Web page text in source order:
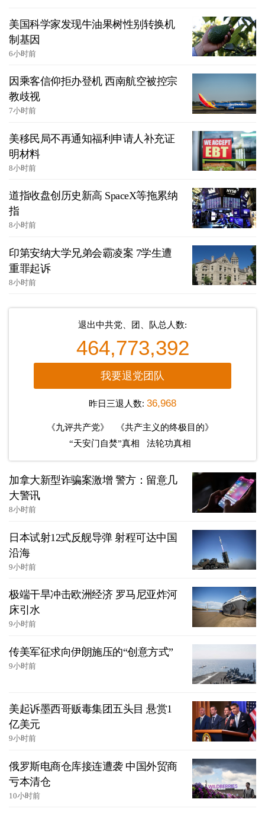
美国科学家发现牛油果树性别转换机
制基因
6小时前
因乘客信仰拒办登机 西南航空被控宗
教歧视
7小时前
美移民局不再通知福利申请人补充证
明材料
8小时前
道指收盘创历史新高 SpaceX等拖累纳
指
8小时前
印第安纳大学兄弟会霸凌案 7学生遭
重罪起诉
8小时前
退出中共党、团、队总人数:
464,773,392
我要退党团队
昨日三退人数: 36,968
《九评共产党》
《共产主义的终极目的》
“天安门自焚”真相
法轮功真相
加拿大新型诈骗案激增 警方：留意几
大警讯
8小时前
日本试射12式反舰导弹 射程可达中国
沿海
9小时前
极端干旱冲击欧洲经济 罗马尼亚炸河
床引水
9小时前
传美军征求向伊朗施压的“创意方式”
9小时前
美起诉墨西哥贩毒集团五头目 悬赏1
亿美元
9小时前
俄罗斯电商仓库接连遭袭 中国外贸商
亏本清仓
10小时前